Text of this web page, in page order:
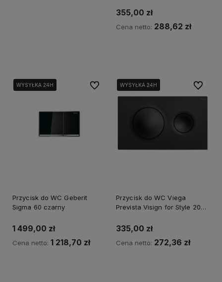
355,00 zł
Cena netto: 288,62 zł
WYSYŁKA 24H
WYSYŁKA 24H
WYSYŁKA 24H
Przycisk do WC Geberit
Sigma 60 czarny
1 499,00 zł
Cena netto: 1 218,70 zł
Do ulubionychWYSYŁKA 24H
WYSYŁKA 24H
WYSYŁKA 24H
Przycisk do WC Viega
Prevista Visign for Style 20
335,00 zł
Cena netto: 272,36 zł
Do